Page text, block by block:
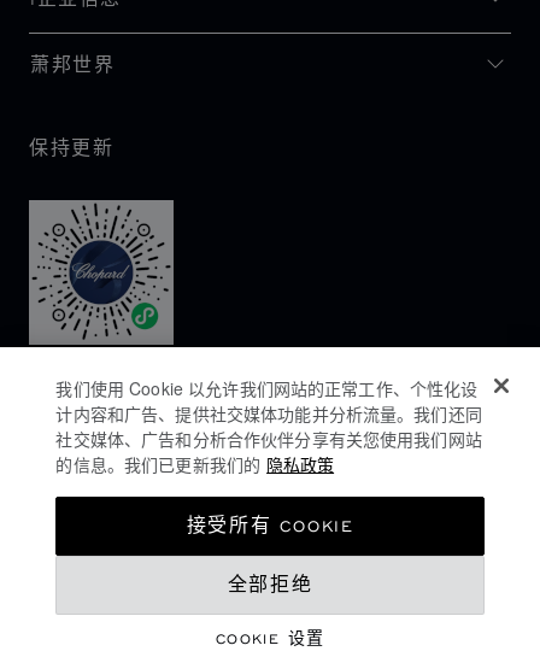
萧邦世界
保持更新
COOKIES政策
我们使用 Cookie 以允许我们网站的正常工作、个性化设
计内容和广告、提供社交媒体功能并分析流量。我们还同
社交媒体、广告和分析合作伙伴分享有关您使用我们网站
的信息。我们已更新我们的 隐私政策
COOKIE 设置
全部拒绝
接受所有 COOKIE